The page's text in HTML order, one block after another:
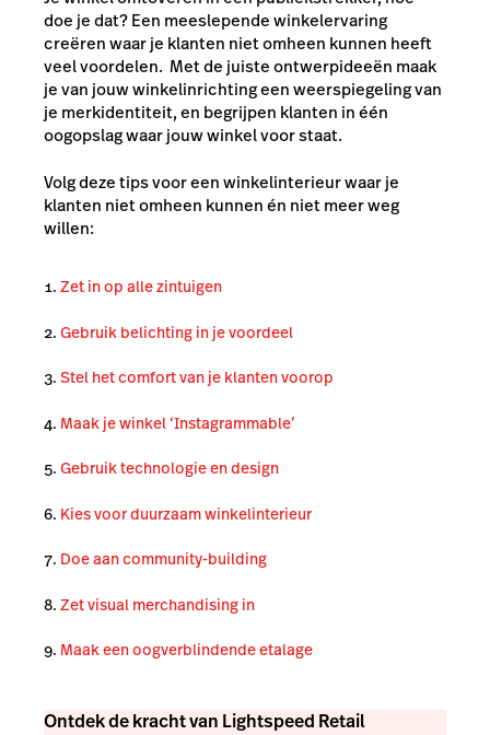
doe je dat? Een meeslepende winkelervaring
creëren waar je klanten niet omheen kunnen heeft
veel voordelen. Met de juiste ontwerpideeën maak
je van jouw winkelinrichting een weerspiegeling van
je merkidentiteit, en begrijpen klanten in één
oogopslag waar jouw winkel voor staat.
Volg deze tips voor een winkelinterieur waar je
klanten niet omheen kunnen én niet meer weg
willen:
Zet in op alle zintuigen
Gebruik belichting in je voordeel
Stel het comfort van je klanten voorop
Maak je winkel ‘Instagrammable’
Gebruik technologie en design
Kies voor duurzaam winkelinterieur
Doe aan community-building
Zet visual merchandising in
Maak een oogverblindende etalage
Ontdek de kracht van Lightspeed Retail